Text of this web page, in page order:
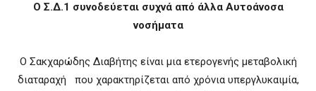
Ο Σ.Δ.1 συνοδεύεται συχνά από άλλα Αυτοάνοσα
νοσήματα
Ο Σακχαρώδης Διαβήτης είναι μια ετερογενής μεταβολική
διαταραχή που χαρακτηρίζεται από χρόνια υπεργλυκαιμία,